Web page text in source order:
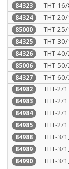
84323 ТНТ-16/
84324 ТНТ-20/
85000 ТНТ-25/
84325 ТНТ-30/
84326 ТНТ-40/
85006 ТНТ-50/
84327 ТНТ-60/
84982 ТНТ-2/1
84983 ТНТ-2/1
84984 ТНТ-2/1
84985 ТНТ-2/1
84988 ТНТ-3/
84989 ТНТ-3/
84990 ТНТ-3/